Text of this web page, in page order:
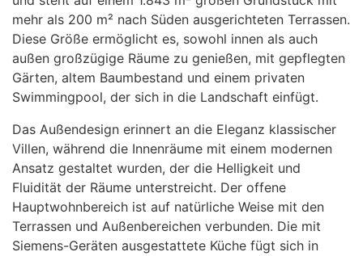
mehr als 200 m² nach Süden ausgerichteten Terrassen.
Diese Größe ermöglicht es, sowohl innen als auch
außen großzügige Räume zu genießen, mit gepflegten
Gärten, altem Baumbestand und einem privaten
Swimmingpool, der sich in die Landschaft einfügt.
Das Außendesign erinnert an die Eleganz klassischer
Villen, während die Innenräume mit einem modernen
Ansatz gestaltet wurden, der die Helligkeit und
Fluidität der Räume unterstreicht. Der offene
Hauptwohnbereich ist auf natürliche Weise mit den
Terrassen und Außenbereichen verbunden. Die mit
Siemens-Geräten ausgestattete Küche fügt sich in